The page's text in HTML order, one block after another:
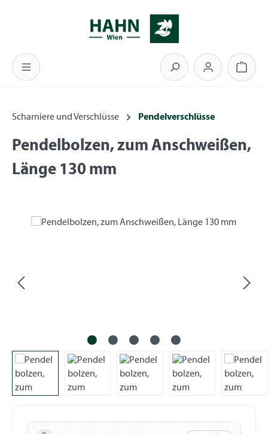
Scharniere und Verschlüsse Pendelverschlüsse
Pendelbolzen, zum Anschweißen,
Länge 130 mm
Bildergalerie überspringen